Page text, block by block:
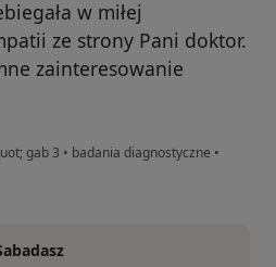
w miłej
ze strony Pani doktor.
zainteresowanie
gab 3 • badania diagnostyczne •